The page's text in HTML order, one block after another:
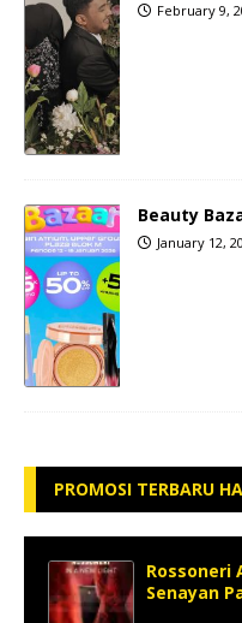
February 9,
Beauty
January 12,
PROMOSI TERBARU
Rossoneri
Senayan